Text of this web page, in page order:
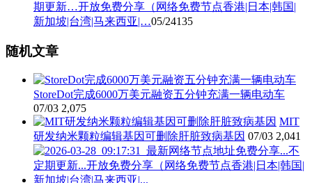
期更新…开放免费分享（网络免费节点香港|日本|韩国|
新加坡|台湾|马来西亚|…05/24135
随机文章
StoreDot完成6000万美元融资五分钟充满一辆电动车
07/03 2,075
MIT
研发纳米颗粒编辑基因可删除肝脏致病基因 07/03 2,041